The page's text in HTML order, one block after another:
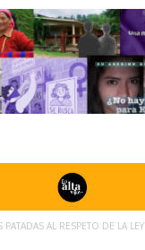
PATADAS AL RESPETO DE LA LEY